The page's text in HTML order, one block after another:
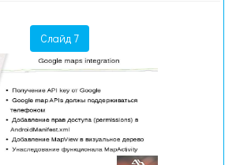
Слайд 7